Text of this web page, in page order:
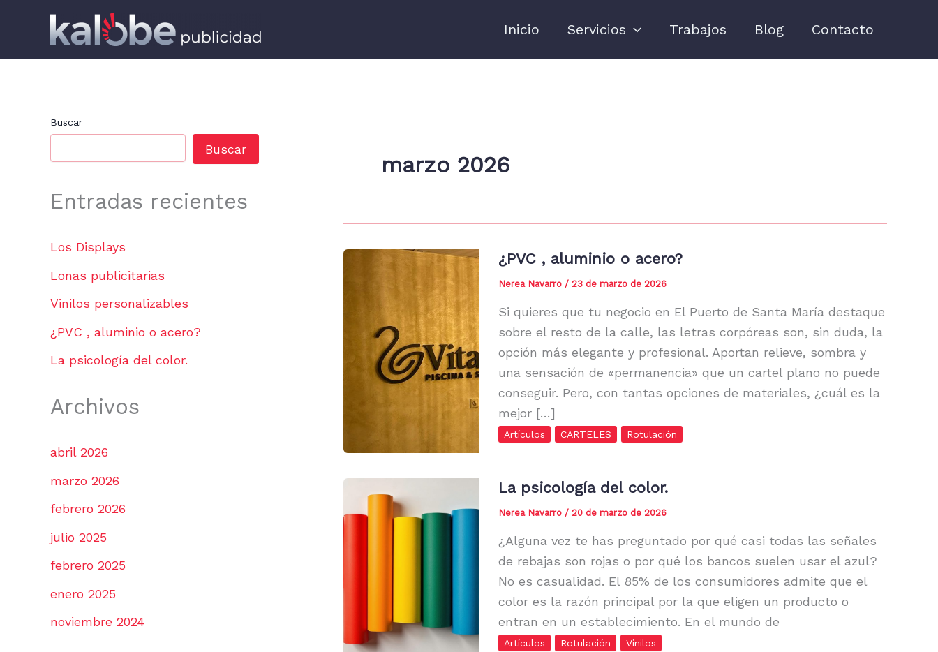
Inicio Servicios Trabajos Blog Contacto
Buscar
Buscar
Entradas recientes
Los Displays
Lonas publicitarias
Vinilos personalizables
¿PVC , aluminio o acero?
La psicología del color.
Archivos
abril 2026
marzo 2026
febrero 2026
julio 2025
febrero 2025
enero 2025
noviembre 2024
marzo 2026
¿PVC , aluminio o acero?
Nerea Navarro / 23 de marzo de 2026
Si quieres que tu negocio en El Puerto de Santa María destaque
sobre el resto de la calle, las letras corpóreas son, sin duda, la
opción más elegante y profesional. Aportan relieve, sombra y
una sensación de «permanencia» que un cartel plano no puede
conseguir. Pero, con tantas opciones de materiales, ¿cuál es la
mejor […]
Artículos CARTELES Rotulación
La psicología del color.
Nerea Navarro / 20 de marzo de 2026
¿Alguna vez te has preguntado por qué casi todas las señales
de rebajas son rojas o por qué los bancos suelen usar el azul?
No es casualidad. El 85% de los consumidores admite que el
color es la razón principal por la que eligen un producto o
entran en un establecimiento. En el mundo de
Artículos Rotulación Vinilos